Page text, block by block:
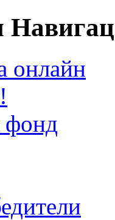
онлайн
фонд